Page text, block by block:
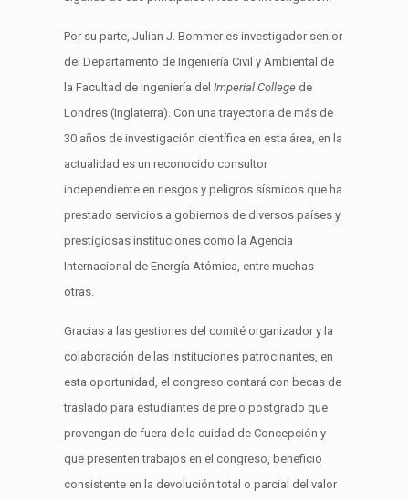
Por su parte, Julian J. Bommer es investigador senior
del Departamento de Ingeniería Civil y Ambiental de
la Facultad de Ingeniería del Imperial Collegede
Londres (Inglaterra). Con una trayectoria de más de
30 años de investigación científica en esta área, en la
actualidad es un reconocido consultor
independiente en riesgos y peligros sísmicos que ha
prestado servicios a gobiernos de diversos países y
prestigiosas instituciones como la Agencia
Internacional de Energía Atómica, entre muchas
otras.
Gracias a las gestiones del comité organizador y la
colaboración de las instituciones patrocinantes, en
esta oportunidad, el congreso contará con becas de
traslado para estudiantes de pre o postgrado que
provengan de fuera de la cuidad de Concepción y
que presenten trabajos en el congreso, beneficio
consistente en la devolución total o parcial del valor